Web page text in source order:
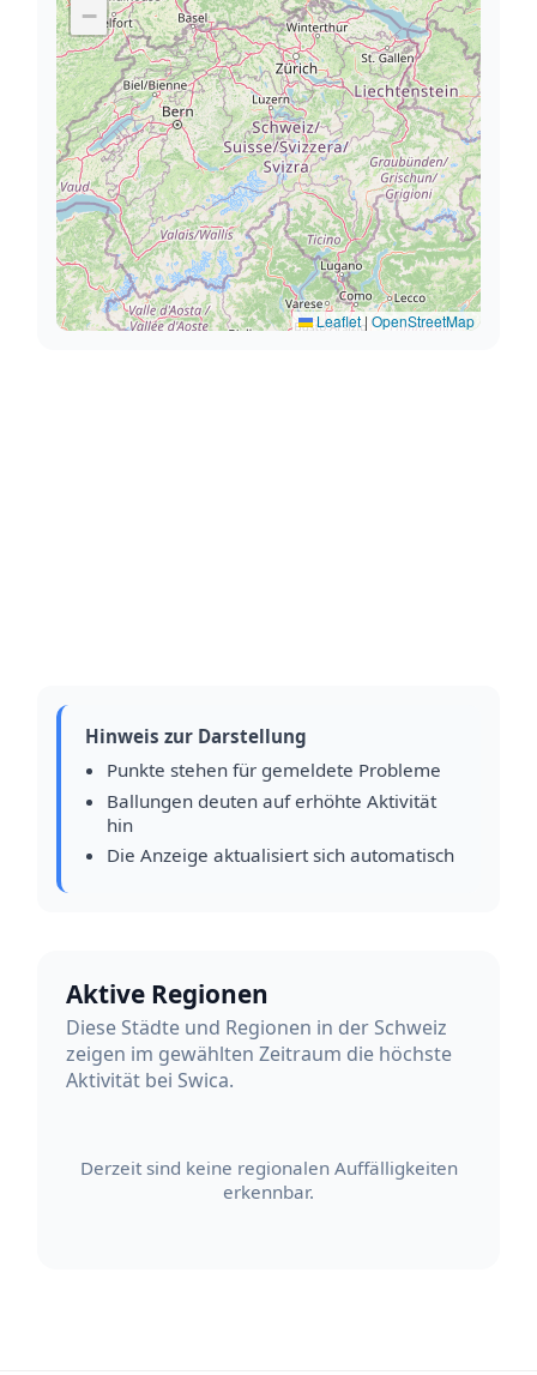
−
Leaflet| OpenStreetMap
Hinweis zur Darstellung
Punkte stehen für gemeldete Probleme
Ballungen deuten auf erhöhte Aktivität
hin
Die Anzeige aktualisiert sich automatisch
Aktive Regionen
Diese Städte und Regionen in der Schweiz
zeigen im gewählten Zeitraum die höchste
Aktivität bei Swica.
Derzeit sind keine regionalen Auffälligkeiten
erkennbar.